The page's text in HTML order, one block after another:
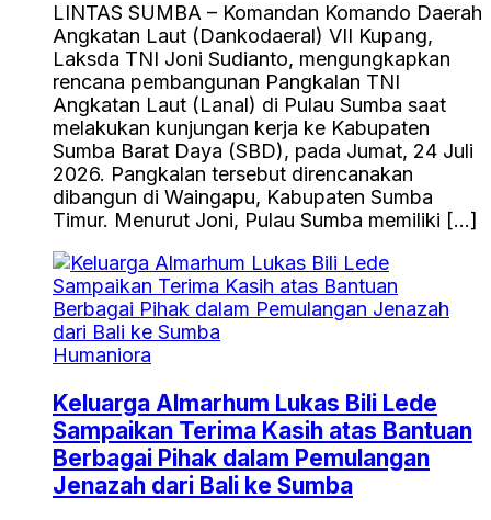
LINTAS SUMBA – Komandan Komando Daerah
Angkatan Laut (Dankodaeral) VII Kupang,
Laksda TNI Joni Sudianto, mengungkapkan
rencana pembangunan Pangkalan TNI
Angkatan Laut (Lanal) di Pulau Sumba saat
melakukan kunjungan kerja ke Kabupaten
Sumba Barat Daya (SBD), pada Jumat, 24 Juli
2026. Pangkalan tersebut direncanakan
dibangun di Waingapu, Kabupaten Sumba
Timur. Menurut Joni, Pulau Sumba memiliki […]
Humaniora
Keluarga Almarhum Lukas Bili Lede
Sampaikan Terima Kasih atas Bantuan
Berbagai Pihak dalam Pemulangan
Jenazah dari Bali ke Sumba